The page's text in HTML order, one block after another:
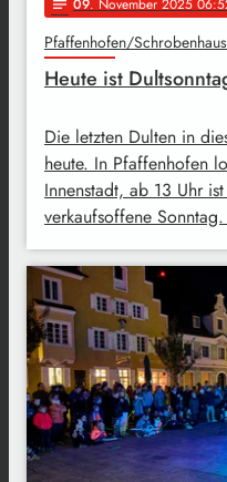
notes 09. November 2025
Pfaffenhofen/
Heute ist
Die letzten Dulten in
heute. In Pfaffenhofen
Innenstadt, ab 13 Uhr
verkaufsoffene